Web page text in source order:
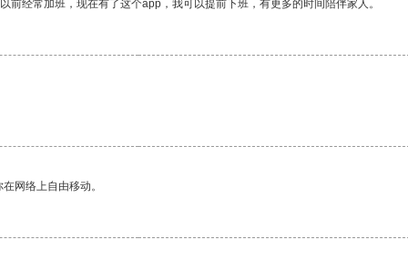
经常加班，现在有了这个app，我可以提前下班，有更多的时间陪伴家人。
网络上自由移动。